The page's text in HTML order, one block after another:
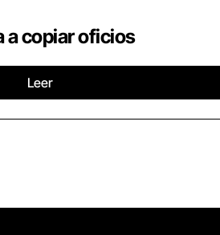
a copiar oficios
Leer